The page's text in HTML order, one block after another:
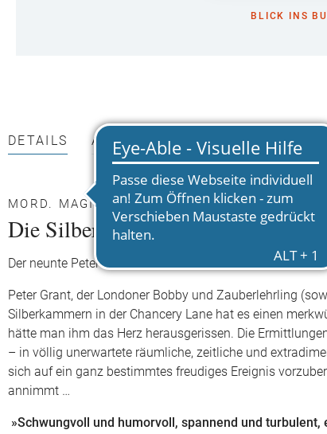
BLICK INS
DETAILS AUTOR*INNEN
MORD. MAGIE. KULT - PETER GRANT GERÄT
Die Silberkammer in der Chancery
Der neunte Peter-Grant-Roman aus der Bestsellerserie
Peter Grant, der Londoner Bobby und Zauberlehrling
Silberkammern in der Chancery Lane hat es einen
hätte man ihm das Herz herausgerissen. Die
– in völlig unerwartete räumliche, zeitliche und
sich auf ein ganz bestimmtes freudiges Ereignis
annimmt …
»Schwungvoll und humorvoll, spannend und